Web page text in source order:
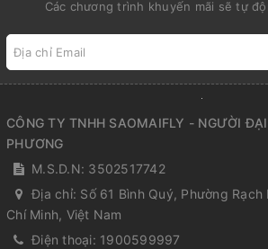
Các chương trình khuyến mãi sẽ tự
CÔNG TY TNHH SAOMAIFLY - NGƯỜI ĐẠI
PHƯƠNG